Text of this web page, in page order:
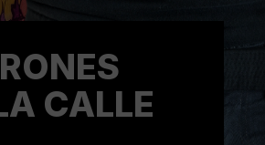
CALLE